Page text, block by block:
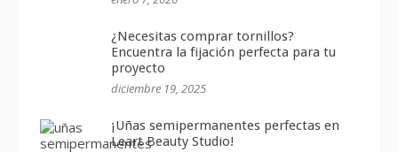
¿Necesitas comprar tornillos?
Encuentra la fijación perfecta para tu
proyecto
diciembre 19, 2025
¡Uñas semipermanentes perfectas en
Leart Beauty Studio!